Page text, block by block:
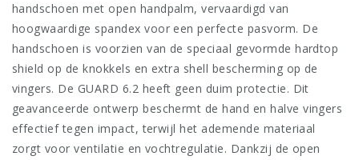
handschoen met open handpalm, vervaardigd van
hoogwaardige spandex voor een perfecte pasvorm. De
handschoen is voorzien van de speciaal gevormde hardtop
shield op de knokkels en extra shell bescherming op de
vingers. De GUARD 6.2 heeft geen duim protectie. Dit
geavanceerde ontwerp beschermt de hand en halve vingers
effectief tegen impact, terwijl het ademende materiaal
zorgt voor ventilatie en vochtregulatie. Dankzij de open